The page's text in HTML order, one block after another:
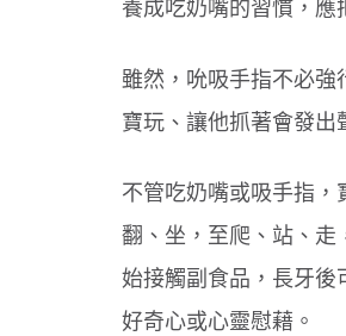
養成吃奶嘴的習慣，應
雖然，吮吸手指不必
寶玩、讓他抓著會發出
不管吃奶嘴或吸手指，
翻、坐，至爬、站、走
始接觸副食品，長牙後
好奇心或心靈慰藉。